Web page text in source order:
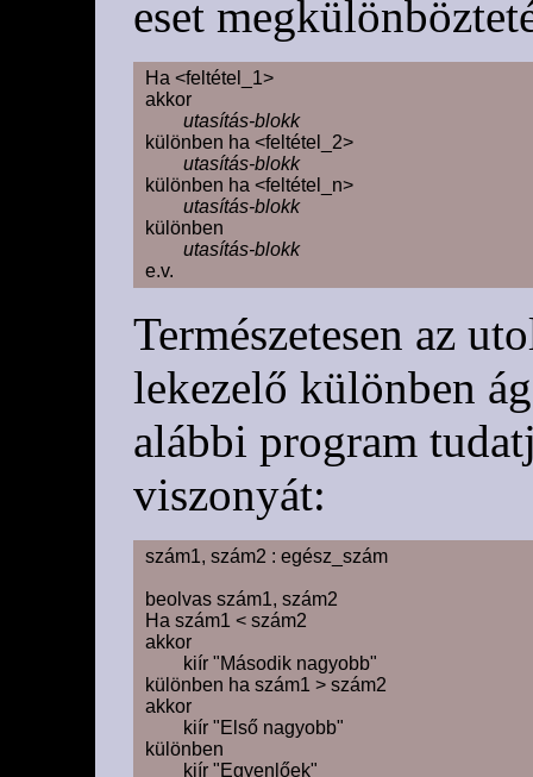
eset
Ha <feltétel_1>
akkor
utasítás-blokk
különben ha <feltétel_2>
utasítás-blokk
különben ha <feltétel_n>
utasítás-blokk
különben
utasítás-blokk
Természetesen az
lekezelő különben
alábbi program
viszonyát:
szám1, szám2 : egész_szám
beolvas szám1, szám2
Ha szám1 < szám2
akkor
különben ha szám1 > szám2
akkor
különben